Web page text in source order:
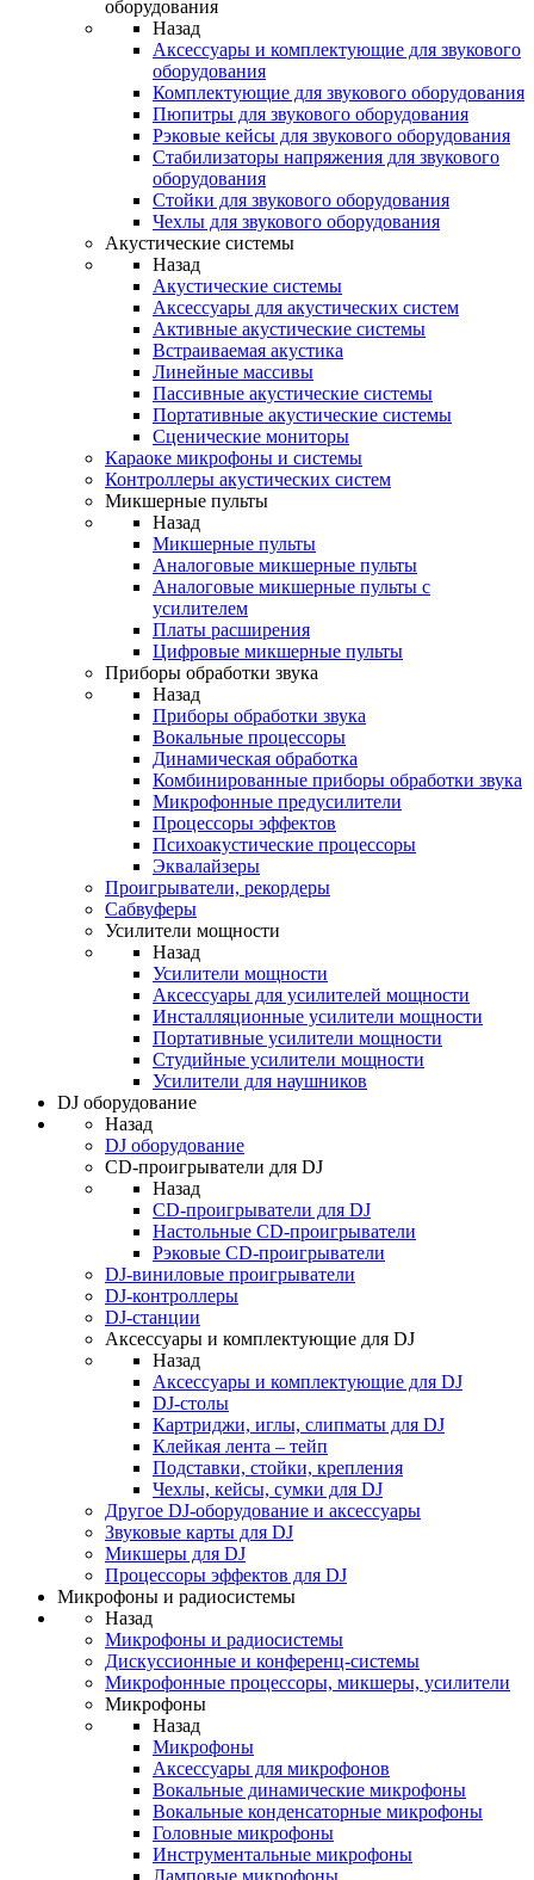
оборудования
Назад
Аксессуары и комплектующие для звукового
оборудования
Комплектующие для звукового оборудования
Пюпитры для звукового оборудования
Рэковые кейсы для звукового оборудования
Стабилизаторы напряжения для звукового
оборудования
Стойки для звукового оборудования
Чехлы для звукового оборудования
Акустические системы
Назад
Акустические системы
Аксессуары для акустических систем
Активные акустические системы
Встраиваемая акустика
Линейные массивы
Пассивные акустические системы
Портативные акустические системы
Сценические мониторы
Караоке микрофоны и системы
Контроллеры акустических систем
Микшерные пульты
Назад
Микшерные пульты
Аналоговые микшерные пульты
Аналоговые микшерные пульты с
усилителем
Платы расширения
Цифровые микшерные пульты
Приборы обработки звука
Назад
Приборы обработки звука
Вокальные процессоры
Динамическая обработка
Комбинированные приборы обработки звука
Микрофонные предусилители
Процессоры эффектов
Психоакустические процессоры
Эквалайзеры
Проигрыватели, рекордеры
Сабвуферы
Усилители мощности
Назад
Усилители мощности
Аксессуары для усилителей мощности
Инсталляционные усилители мощности
Портативные усилители мощности
Студийные усилители мощности
Усилители для наушников
DJ оборудование
Назад
DJ оборудование
CD-проигрыватели для DJ
Назад
CD-проигрыватели для DJ
Настольные CD-проигрыватели
Рэковые CD-проигрыватели
DJ-виниловые проигрыватели
DJ-контроллеры
DJ-станции
Аксессуары и комплектующие для DJ
Назад
Аксессуары и комплектующие для DJ
DJ-столы
Картриджи, иглы, слипматы для DJ
Клейкая лента – тейп
Подставки, стойки, крепления
Чехлы, кейсы, сумки для DJ
Другое DJ-оборудование и аксессуары
Звуковые карты для DJ
Микшеры для DJ
Процессоры эффектов для DJ
Микрофоны и радиосистемы
Назад
Микрофоны и радиосистемы
Дискуссионные и конференц-системы
Микрофонные процессоры, микшеры, усилители
Микрофоны
Назад
Микрофоны
Аксессуары для микрофонов
Вокальные динамические микрофоны
Вокальные конденсаторные микрофоны
Головные микрофоны
Инструментальные микрофоны
Ламповые микрофоны